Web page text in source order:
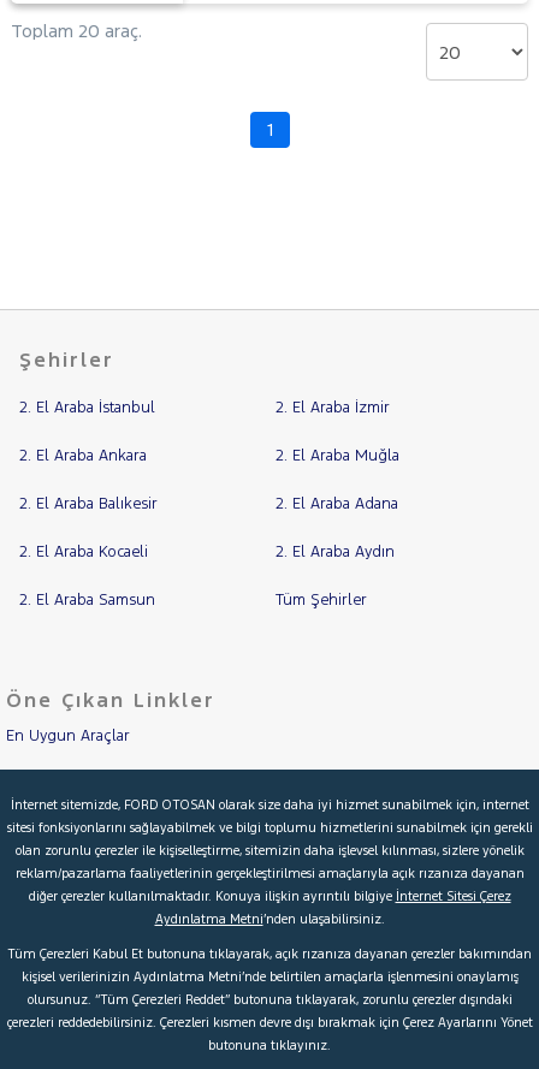
Toplam 20 araç.
1
Şehirler
2. El Araba İstanbul 2. El Araba İzmir
2. El Araba Ankara 2. El Araba Muğla
2. El Araba Balıkesir 2. El Araba Adana
2. El Araba Kocaeli 2. El Araba Aydın
2. El Araba Samsun Tüm Şehirler
Öne Çıkan Linkler
En Uygun Araçlar
İkinci El Garanti
Kampanyalar
Kredi Hesaplama & Başvuru
© 2026 Ford Türkiye Ford Kurumsal Hakkımızda
Şartlar & Kişisel Verilerin Korunması S.S.S.
İnternet sitemizde, FORD OTOSAN olarak size daha iyi hizmet sunabilmek için, internet
sitesi fonksiyonlarını sağlayabilmek ve bilgi toplumu hizmetlerini sunabilmek için gerekli
olan zorunlu çerezler ile kişiselleştirme, sitemizin daha işlevsel kılınması, sizlere yönelik
reklam/pazarlama faaliyetlerinin gerçekleştirilmesi amaçlarıyla açık rızanıza dayanan
diğer çerezler kullanılmaktadır. Konuya ilişkin ayrıntılı bilgiye İnternet Sitesi Çerez
Aydınlatma Metni’nden ulaşabilirsiniz.
Tüm Çerezleri Kabul Et butonuna tıklayarak, açık rızanıza dayanan çerezler bakımından
kişisel verilerinizin Aydınlatma Metni’nde belirtilen amaçlarla işlenmesini onaylamış
olursunuz. “Tüm Çerezleri Reddet” butonuna tıklayarak, zorunlu çerezler dışındaki
çerezleri reddedebilirsiniz. Çerezleri kısmen devre dışı bırakmak için Çerez Ayarlarını Yönet
butonuna tıklayınız.